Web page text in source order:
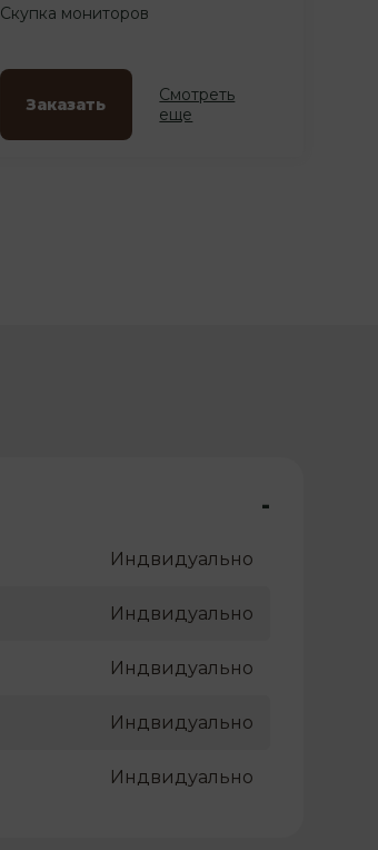
Скупка мониторов
Заказать
Смотреть
еще
-
Индвидуально
Индвидуально
Индвидуально
Индвидуально
Индвидуально